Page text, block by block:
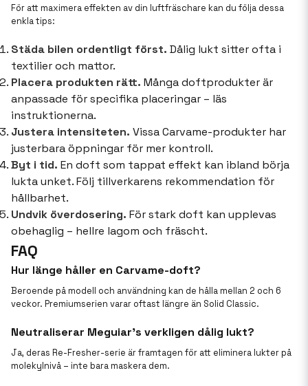
För att maximera effekten av din luftfräschare kan du följa dessa
enkla tips:
Städa bilen ordentligt först. Dålig lukt sitter ofta i
textilier och mattor.
Placera produkten rätt. Många doftprodukter är
anpassade för specifika placeringar – läs
instruktionerna.
Justera intensiteten. Vissa Carvame-produkter har
justerbara öppningar för mer kontroll.
Byt i tid. En doft som tappat effekt kan ibland börja
lukta unket. Följ tillverkarens rekommendation för
hållbarhet.
Undvik överdosering. För stark doft kan upplevas
obehaglig – hellre lagom och fräscht.
FAQ
Hur länge håller en Carvame-doft?
Beroende på modell och användning kan de hålla mellan 2 och 6
veckor. Premiumserien varar oftast längre än Solid Classic.
Neutraliserar Meguiar’s verkligen dålig lukt?
Ja, deras Re-Fresher-serie är framtagen för att eliminera lukter på
molekylnivå – inte bara maskera dem.